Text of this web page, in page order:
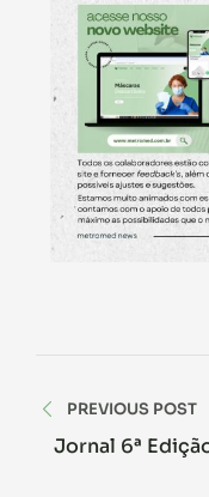
PREVIOUS POST
Jornal 6ª